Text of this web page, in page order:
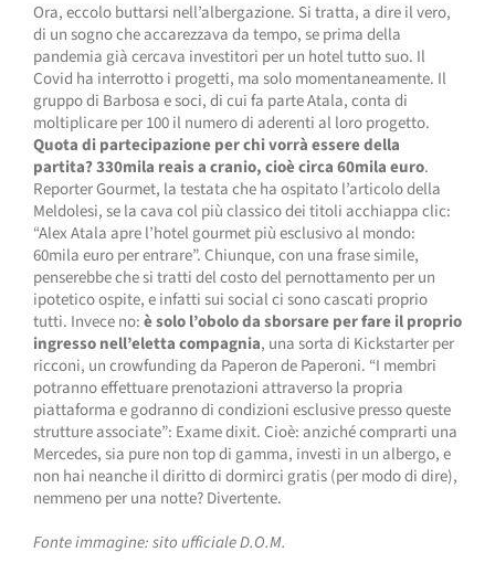
Ora, eccolo buttarsi nell’albergazione. Si tratta, a dire il vero,
di un sogno che accarezzava da tempo, se prima della
pandemia già cercava investitori per un hotel tutto suo. Il
Covid ha interrotto i progetti, ma solo momentaneamente. Il
gruppo di Barbosa e soci, di cui fa parte Atala, conta di
moltiplicare per 100 il numero di aderenti al loro progetto.
Quota di partecipazione per chi vorrà essere della
partita? 330mila reais a cranio, cioè circa 60mila euro.
Reporter Gourmet, la testata che ha ospitato l’articolo della
Meldolesi, se la cava col più classico dei titoli acchiappa clic:
“Alex Atala apre l’hotel gourmet più esclusivo al mondo:
60mila euro per entrare”. Chiunque, con una frase simile,
penserebbe che si tratti del costo del pernottamento per un
ipotetico ospite, e infatti sui social ci sono cascati proprio
tutti. Invece no:è solo l’obolo da sborsare per fare il proprio
ingresso nell’eletta compagnia, una sorta di Kickstarter per
ricconi, un crowfunding da Paperon de Paperoni. “I membri
potranno effettuare prenotazioni attraverso la propria
piattaforma e godranno di condizioni esclusive presso queste
strutture associate”: Exame dixit. Cioè: anziché comprarti una
Mercedes, sia pure non top di gamma, investi in un albergo, e
non hai neanche il diritto di dormirci gratis (per modo di dire),
nemmeno per una notte? Divertente.
Fonte immagine: sito ufficiale D.O.M.